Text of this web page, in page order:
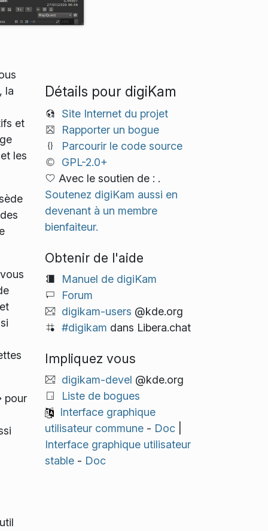
la
et
les
pour
Détails pour digiKam
Site Internet du projet
Rapporter un bogue
Parcourir le code source
GPL-2.0+
Avec le soutien de : .
Soutenez digiKam aussi en
devenant à un membre
bienfaiteur.
Obtenir de l'aide
Manuel de digiKam
Forum
digikam-users @kde.org
#digikam dans Libera.chat
Impliquez vous
digikam-devel @kde.org
Liste de bogues
Interface graphique
utilisateur commune- Doc|
Interface graphique utilisateur
stable- Doc